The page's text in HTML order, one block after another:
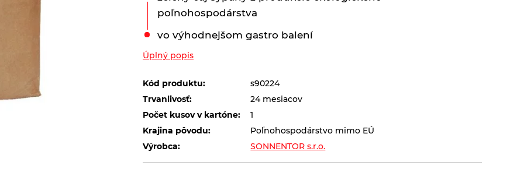
poľnohospodárstva
vo výhodnejšom gastro balení
Úplný popis
Kód produktu:
s90224
Trvanlivosť:
24 mesiacov
Počet kusov v kartóne:
1
Krajina pôvodu:
Poľnohospodárstvo mimo EÚ
Výrobca:
SONNENTOR s.r.o.